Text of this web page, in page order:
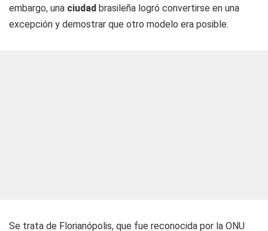
embargo, una ciudad brasileña logró convertirse en una
excepción y demostrar que otro modelo era posible.
Se trata de Florianópolis, que fue reconocida por la ONU